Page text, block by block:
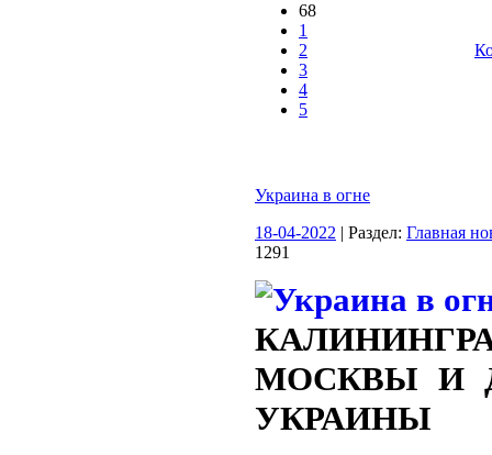
68
1
2
3
4
5
Украина в огне
18-04-2022 | Раздел: Главная
1291
МОСКВЫ И
УКРАИНЫ